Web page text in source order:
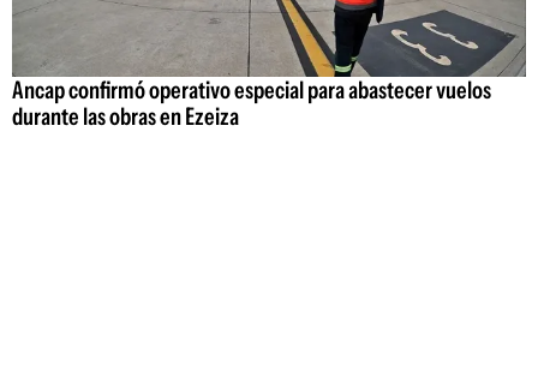
Ancap confirmó operativo especial para abastecer vuelos
durante las obras en Ezeiza